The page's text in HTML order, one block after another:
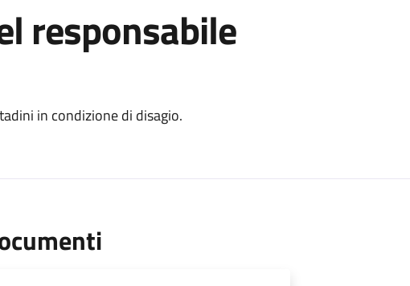
responsabile
in condizione di disagio.